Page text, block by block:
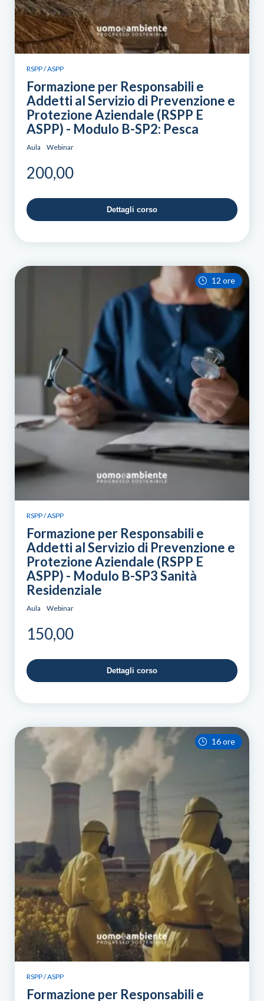
RSPP / ASPP
Formazione per Responsabili e
Addetti al Servizio di Prevenzione e
Protezione Aziendale (RSPP E
ASPP) - Modulo B-SP2: Pesca
Aula Webinar
200,00
Dettagli corso
RSPP / ASPP
Formazione per Responsabili e
Addetti al Servizio di Prevenzione e
Protezione Aziendale (RSPP E
ASPP) - Modulo B-SP3 Sanità
Residenziale
Aula Webinar
12 ore
150,00
Dettagli corso
RSPP / ASPP
Formazione per Responsabili e
16 ore